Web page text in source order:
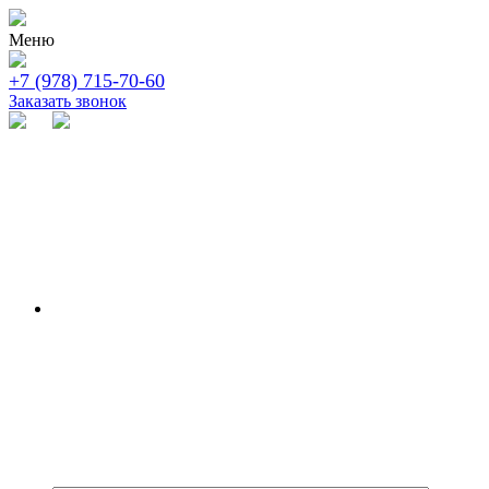
Меню
+7 (978) 715-70-60
Заказать звонок